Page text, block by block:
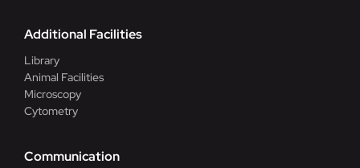
Additional Facilities
Library
Animal Facilities
Microscopy
Cytometry
Communication